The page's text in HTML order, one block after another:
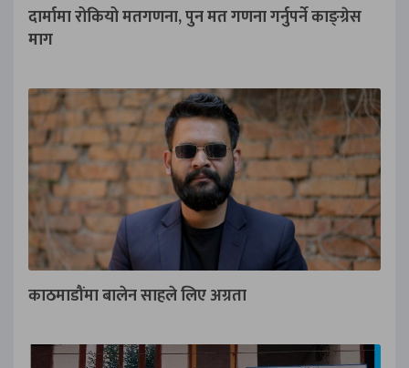
दार्मामा रोकियो मतगणना, पुन मत गणना गर्नुपर्ने काङ्ग्रेस
माग
काठमाडौंमा बालेन साहले लिए अग्रता